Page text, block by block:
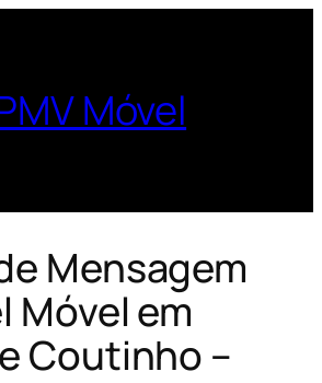
Móvel
Mensagem
Móvel em
Coutinho –